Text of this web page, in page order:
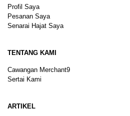
Profil Saya
Pesanan Saya
Senarai Hajat Saya
TENTANG KAMI
Cawangan Merchant9
Sertai Kami
ARTIKEL